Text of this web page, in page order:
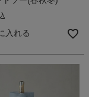
入れる